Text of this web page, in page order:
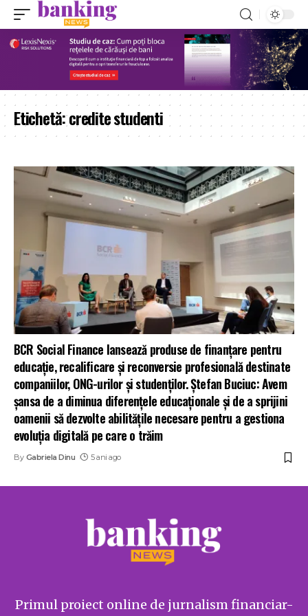
Etichetă:credite studenti
BCR Social Finance lansează produse de finanțare pentru
educație, recalificare și reconversie profesională destinate
companiilor, ONG-urilor și studenților. Ștefan Buciuc: Avem
șansa de a diminua diferențele educaționale și de a sprijini
oamenii să dezvolte abilitățile necesare pentru a gestiona
evoluția digitală pe care o trăim
By Gabriela Dinu 5 ani ago
Primul proiect online de jurnalism financiar-